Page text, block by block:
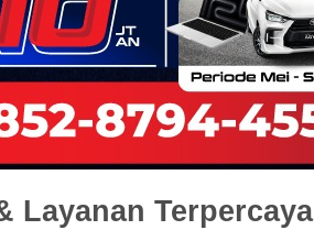
Layanan Terpercaya